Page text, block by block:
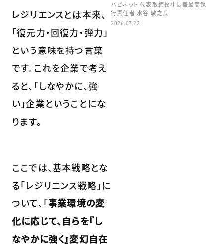
レジリエンスとは本来、
「復元力・回復力・弾力」
という意味を持つ言葉
です。これを企業で考え
ると、「しなやかに、強
い」企業ということにな
ります。
ここでは、基本戦略とな
る「レジリエンス戦略」に
ついて、「事業環境の変
化に応じて、自らを『し
なやかに強く』変幻自在
ハピネット 代表取締役社長兼最高執
行責任者 水谷 敏之氏
2026.07.23